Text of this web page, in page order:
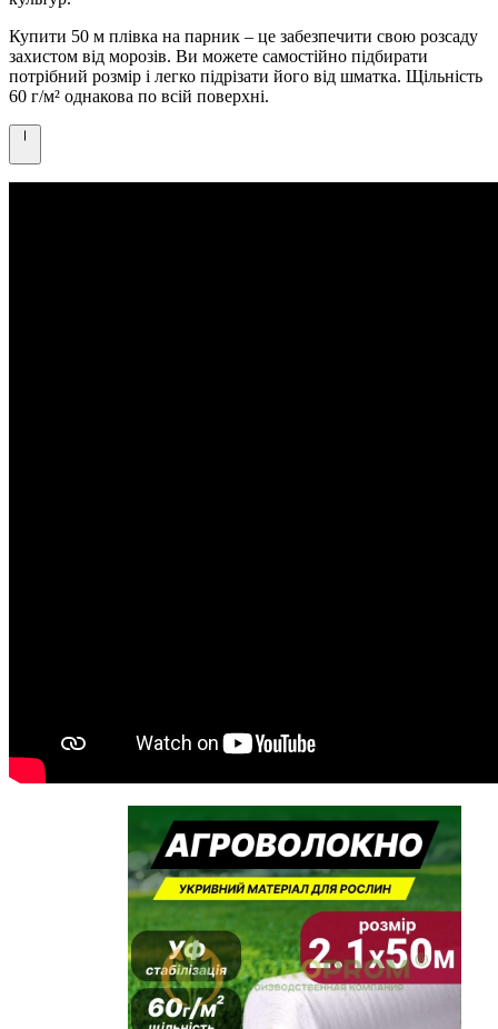
Купити 50 м плівка на парник – це забезпечити свою розсаду
захистом від морозів. Ви можете самостійно підбирати
потрібний розмір і легко підрізати його від шматка. Щільність
60 г/м² однакова по всій поверхні.